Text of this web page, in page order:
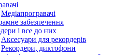
Медіапрогравачі
забезпечення
і все до них
Аксесуари для рекордерів
Рекордери, диктофони